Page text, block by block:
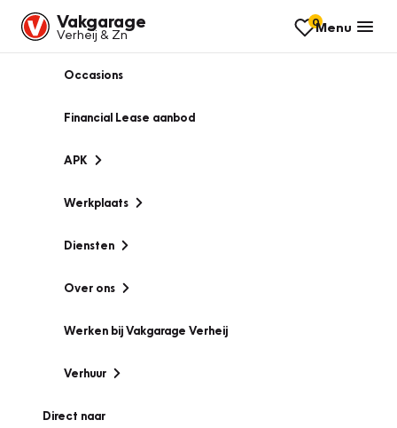
Vakgarage
Verheij & Zn
0Menu
Occasions
Financial Lease aanbod
APK
Werkplaats
Diensten
Over ons
Werken bij Vakgarage Verheij
Verhuur
Direct naar